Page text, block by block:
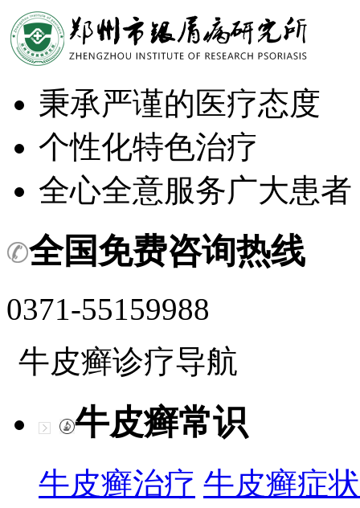
秉承严谨的医疗态度
个性化特色治疗
全心全意服务广大患者
全国免费咨询热线
0371-55159988
牛皮癣诊疗导航
牛皮癣常识
牛皮癣治疗 牛皮癣症状